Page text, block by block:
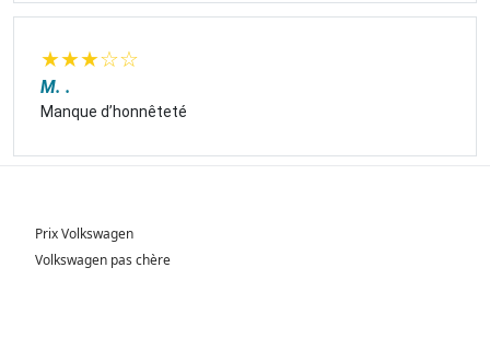
★★★☆☆
M. .
Manque d’honnêteté
Prix Volkswagen
Volkswagen pas chère